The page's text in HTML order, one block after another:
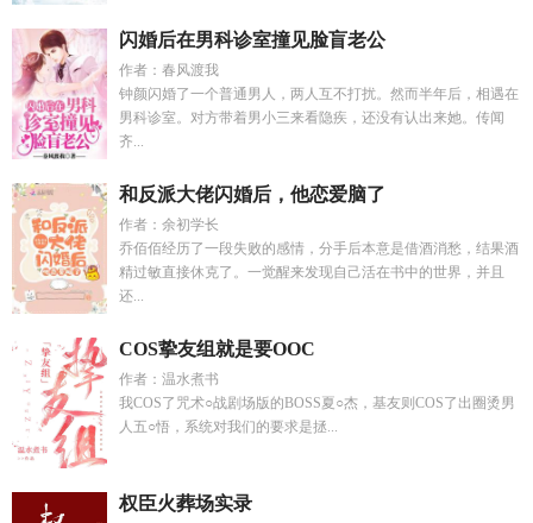
闪婚后在男科诊室撞见脸盲老公
作者：春风渡我
钟颜闪婚了一个普通男人，两人互不打扰。然而半年后，相遇在
男科诊室。对方带着男小三来看隐疾，还没有认出来她。传闻
齐...
和反派大佬闪婚后，他恋爱脑了
作者：余初学长
乔佰佰经历了一段失败的感情，分手后本意是借酒消愁，结果酒
精过敏直接休克了。一觉醒来发现自己活在书中的世界，并且
还...
COS挚友组就是要OOC
作者：温水煮书
我COS了咒术○战剧场版的BOSS夏○杰，基友则COS了出圈烫男
人五○悟，系统对我们的要求是拯...
权臣火葬场实录